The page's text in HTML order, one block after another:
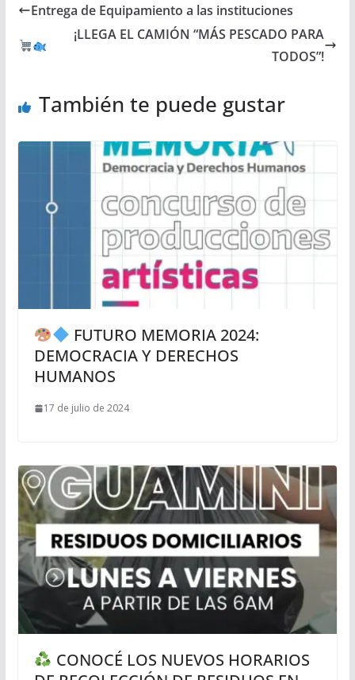
Entrega de Equipamiento a las instituciones
¡LLEGA EL CAMIÓN “MÁS PESCADO PARA
TODOS”!
También te puede gustar
FUTURO MEMORIA 2024:
DEMOCRACIA Y DERECHOS
HUMANOS
17 de julio de 2024
CONOCÉ LOS NUEVOS HORARIOS